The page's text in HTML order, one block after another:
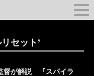
セット’
督が解説 『スパイラ